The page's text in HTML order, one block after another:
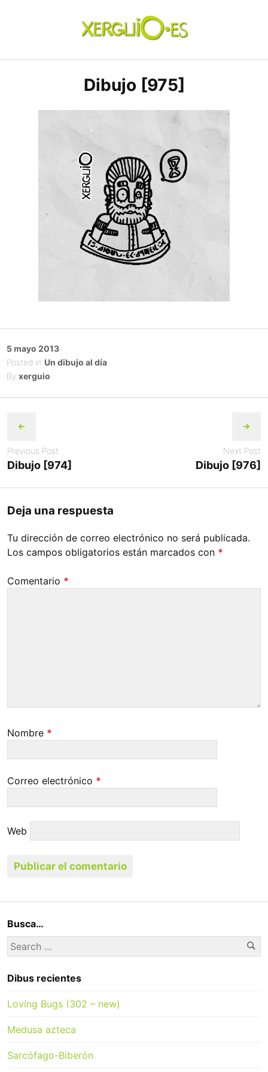
xerguio.ES | ilustración
Dibujo [975]
Posted
on
5 mayo 2013
Posted in Un dibujo al día
By xerguio
navigation
Previous Post
Dibujo [974]
Next Post
Dibujo [976]
Deja una respuesta
Tu dirección de correo electrónico no será publicada.
Los campos obligatorios están marcados con *
Comentario *
Nombre *
Correo electrónico *
Web
Busca…
Search
for:
Dibus recientes
Loving Bugs (302 – new)
Medusa azteca
Sarcófago-Biberón